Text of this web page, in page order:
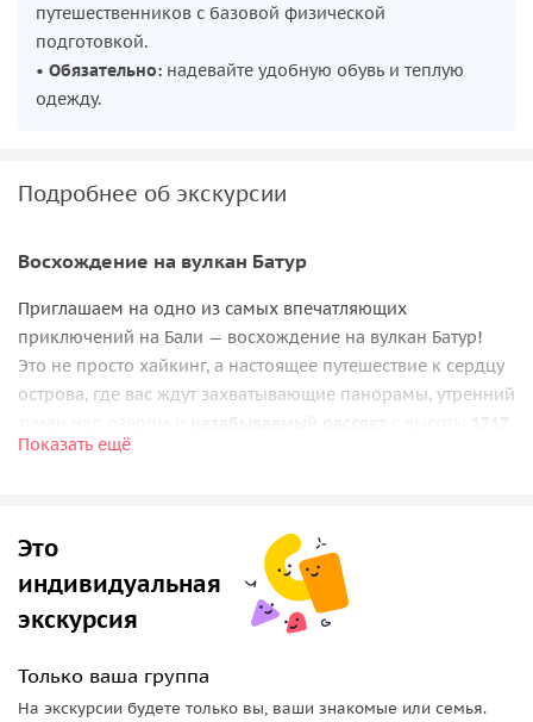
путешественников с базовой физической
подготовкой.
• Обязательно: надевайте удобную обувь и теплую
одежду.
Подробнее об экскурсии
Восхождение на вулкан Батур
Приглашаем на одно из самых впечатляющих
приключений на Бали — восхождение на вулкан Батур!
Это не просто хайкинг, а настоящее путешествие к сердцу
острова, где вас ждут захватывающие панорамы, утренний
метров. Вы пройдёте по тропе, окружённой тропическим
Подъём на вершину
встретит сопровождающий
возможен только с гидом, который ведёт по
среди застывшей лавы
Показать ещё
Это
индивидуальная
экскурсия
Только ваша группа
На экскурсии будете только вы, ваши знакомые или семья.